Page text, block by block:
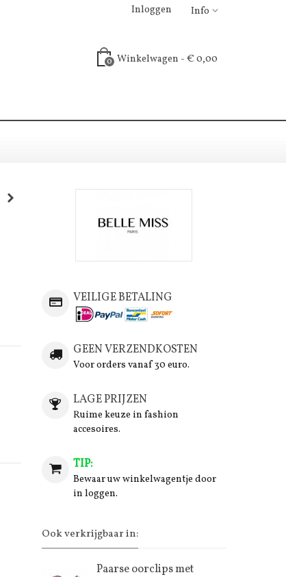
Info
Inloggen
0 Winkelwagen - € 0,00
VEILIGE BETALING
GEEN VERZENDKOSTEN
Voor orders vanaf 30 euro.
LAGE PRIJZEN
Ruime keuze in fashion
accesoires.
TIP:
Bewaar uw winkelwagentje door
in loggen.
Ook verkrijgbaar in:
Paarse oorclips met